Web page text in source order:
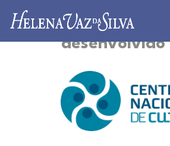
desenvolvido